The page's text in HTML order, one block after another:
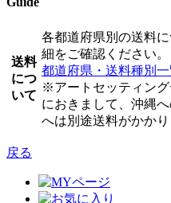
送料
につ
いて
各都道府県別の送料
細をご確認ください。
都道府県・送料種別一
※アートセッティング
におきまして、沖縄
へは別途送料がかかり
戻る